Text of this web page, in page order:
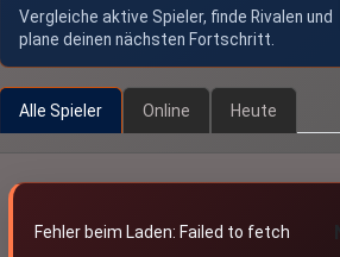
Vergleiche aktive Spieler, finde Rivalen und
plane deinen nächsten Fortschritt.
Alle Spieler Online Heute
Fehler beim Laden: Failed to fetch